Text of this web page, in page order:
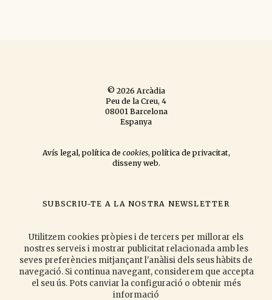
© 2026 Arcàdia
Peu de la Creu, 4
08001 Barcelona
Espanya
Avís legal,política de cookies,política de privacitat,
disseny web.
SUBSCRIU-TE A LA NOSTRA NEWSLETTER
que organitzem.
Accepto lapolítica de privacitat.
Utilitzem cookies pròpies i de tercers per millorar els
nostres serveis i mostrar publicitat relacionada amb les
seves preferències mitjançant l'anàlisi dels seus hàbits de
navegació. Si continua navegant, considerem que accepta
el seu ús. Pots canviar la configuració o obtenir més
informació